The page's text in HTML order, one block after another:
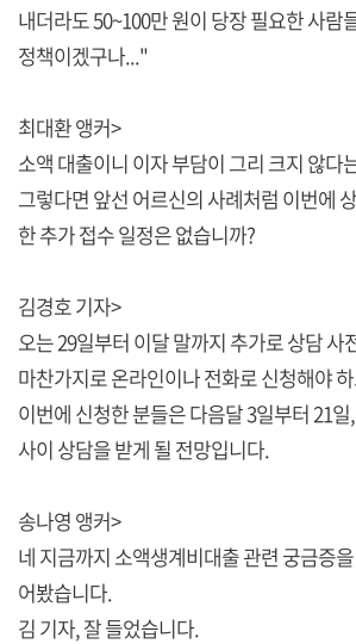
내더라도 50~100만 원이 당장 필요한 사람
정책이겠구나..."
최대환 앵커>
소액 대출이니 이자 부담이 그리 크지 않다
그렇다면 앞선 어르신의 사례처럼 이번에
한 추가 접수 일정은 없습니까?
김경호 기자>
오는 29일부터 이달 말까지 추가로 상담 사
마찬가지로 온라인이나 전화로 신청해야
이번에 신청한 분들은 다음달 3일부터 21
사이 상담을 받게 될 전망입니다.
송나영 앵커>
네 지금까지 소액생계비대출 관련 궁금증
어봤습니다.
김 기자, 잘 들었습니다.